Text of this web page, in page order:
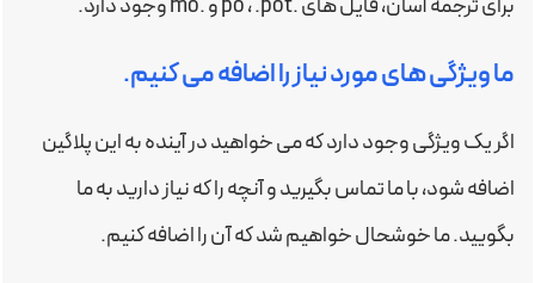
برای ترجمه آسان، فایل های .po ، .pot و .mo وجود دارد.
ما ویژگی های مورد نیاز را اضافه می کنیم.
اگر یک ویژگی وجود دارد که می خواهید در آینده به این پلاگین
اضافه شود، با ما تماس بگیرید و آنچه را که نیاز دارید به ما
بگویید. ما خوشحال خواهیم شد که آن را اضافه کنیم.